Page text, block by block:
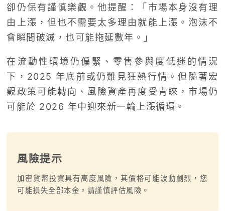
卻仍保有謹慎樂觀。他提醒：「市場本身沒有理
由上漲，但也不需要太多理由就能上漲。泡沫不
會瞬間破滅，也可能拖延數年。」
在流動性環境仍偏緊、零售參與度低迷的情況
下，2025 年底前或仍難見狂熱行情。但隨著宏
觀政策可能轉向、風險資產再度受青睞，市場仍
可能於 2026 年中迎來新一輪上漲循環。
風險提示
加密貨幣投資具有高度風險，其價格可能波動劇烈，您
可能損失全部本金。請謹慎評估風險。